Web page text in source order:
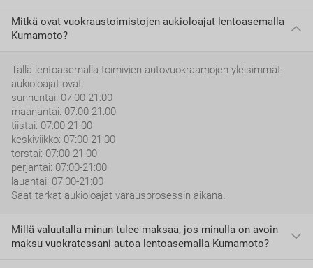
Mitkä ovat vuokraustoimistojen aukioloajat lentoasemalla
Kumamoto?
Tällä lentoasemalla toimivien autovuokraamojen yleisimmät
aukioloajat ovat:
sunnuntai: 07:00-21:00
maanantai: 07:00-21:00
tiistai: 07:00-21:00
keskiviikko: 07:00-21:00
torstai: 07:00-21:00
perjantai: 07:00-21:00
lauantai: 07:00-21:00
Saat tarkat aukioloajat varausprosessin aikana.
Millä valuutalla minun tulee maksaa, jos minulla on avoin
maksu vuokratessani autoa lentoasemalla Kumamoto?